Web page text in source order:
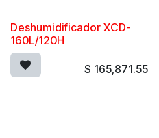
Deshumidificador XCD-
160L/120H
$ 165,871.55